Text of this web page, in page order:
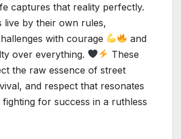
captures that reality perfectly.
live by their own rules,
with courage
and
over everything.
These
the raw essence of street
and respect that resonates
for success in a ruthless